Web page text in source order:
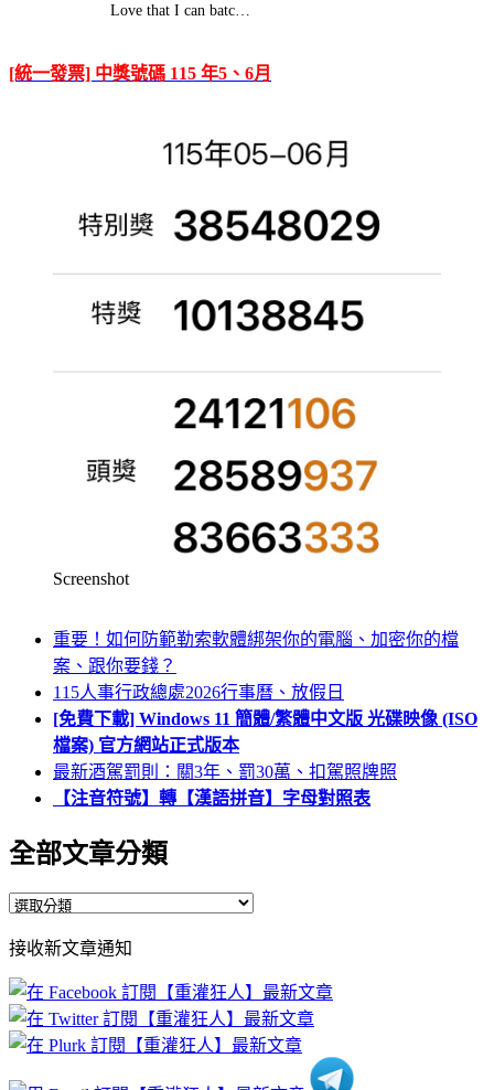
Love that I can batc…
[統一發票] 中獎號碼 115 年5、6月
Screenshot
重要！如何防範勒索軟體綁架你的電腦、加密你的檔
案、跟你要錢？
115人事行政總處2026行事曆、放假日
[免費下載] Windows 11 簡體/繁體中文版 光碟映像 (ISO
檔案) 官方網站正式版本
最新酒駕罰則：關3年、罰30萬、扣駕照牌照
【注音符號】轉【漢語拼音】字母對照表
全部文章分類
全
文
章
分
類
接收新文章通知